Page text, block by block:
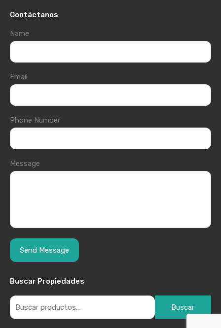
Contáctanos
Name
Email
Phone Number
Message
Buscar Propiedades
Buscar